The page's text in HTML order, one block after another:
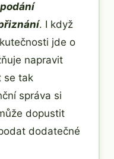
podání
. I když
jde o
napravit
se tak
správa si
dopustit
dodatečné